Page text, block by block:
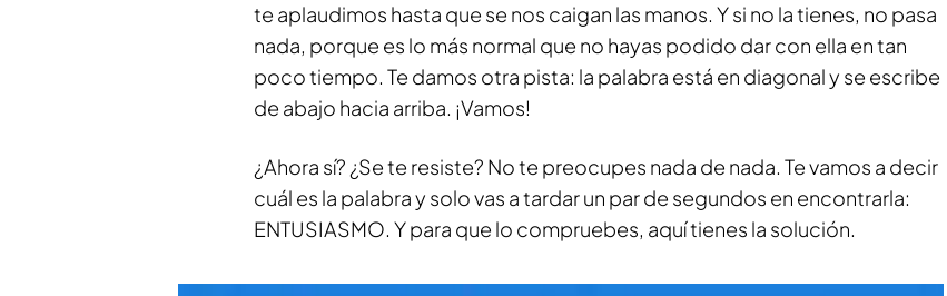
te aplaudimos hasta que se nos caigan las manos. Y si no la tienes, no pasa
nada, porque es lo más normal que no hayas podido dar con ella en tan
poco tiempo. Te damos otra pista: la palabra está en diagonal y se escribe
de abajo hacia arriba. ¡Vamos!
¿Ahora sí? ¿Se te resiste? No te preocupes nada de nada. Te vamos a decir
cuál es la palabra y solo vas a tardar un par de segundos en encontrarla:
ENTUSIASMO. Y para que lo compruebes, aquí tienes la solución.